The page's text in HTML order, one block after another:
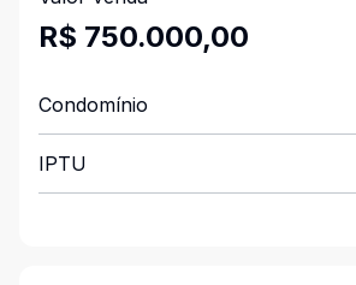
R$ 750.000,00
Condomínio
IPTU